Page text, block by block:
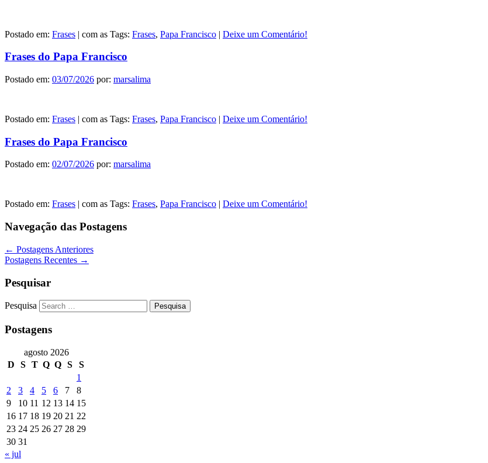
Postado em: Frases | com as Tags: Frases, Papa Francisco | Deixe um Comentário!
Frases do Papa Francisco
Postado em: 03/07/2026 por: marsalima
Postado em: Frases | com as Tags: Frases, Papa Francisco | Deixe um Comentário!
Frases do Papa Francisco
Postado em: 02/07/2026 por: marsalima
Postado em: Frases | com as Tags: Frases, Papa Francisco | Deixe um Comentário!
Navegação das Postagens
← Postagens Anteriores
Postagens Recentes →
Pesquisar
Pesquisa
Postagens
agosto 2026
D
S T Q Q S
S
1
2
3 4 5 6 7
8
9
10 11 12 13 14 15
16 17 18 19 20 21 22
23 24 25 26 27 28 29
30 31
« jul